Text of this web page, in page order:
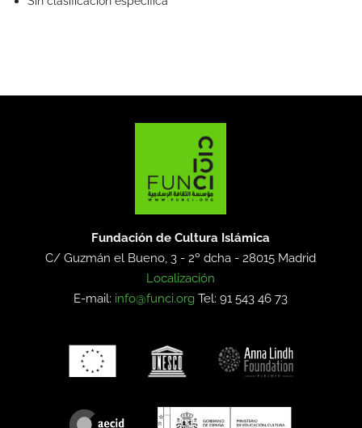
Fundación de Cultura Islámica
C/ Guzmán el Bueno, 3 - 2º dcha -28015 Madrid
Localización
E-mail: info@funci.org Tel: 91 543 46 73